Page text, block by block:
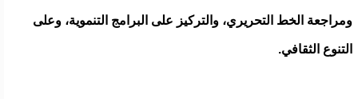
ومراجعة الخط التحريري، والتركيز على البرامج التنموية، وعلى
التنوع الثقافي.